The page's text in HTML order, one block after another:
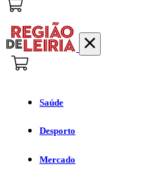
Saúde
Desporto
Mercado